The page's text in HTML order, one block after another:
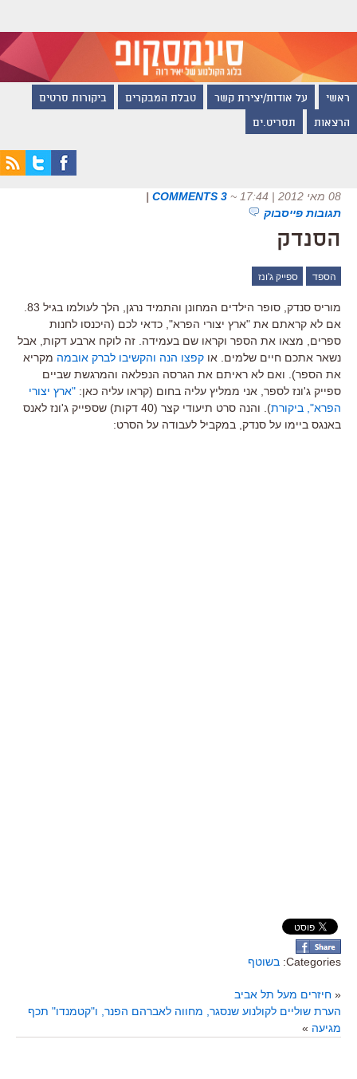
ראשי על אודות/יצירת קשר טבלת המבקרים ביקורות סרטים
הרצאות תסריט.ים
08 מאי 2012 | 17:44 ~
3 COMMENTS
|
תגובות פייסבוק
הסנדק
הספד ספייק ג'ונז
אם לא קראתם את "ארץ יצורי הפרא", כדאי לכם (היכנסו לחנות
ספרים, מצאו את הספר וקראו שם בעמידה. זה לוקח ארבע דקות, אבל
נשאר אתכם חיים שלמים. או קפצו הנה והקשיבו לברק אובמה מקריא
את הספר). ואם לא ראיתם את הגרסה הנפלאה והמרגשת שביים
ספייק ג'ונז לספר, אני ממליץ עליה בחום (קראו עליה כאן: "ארץ יצורי
הפרא", ביקורת
). והנה סרט תיעודי קצר (40 דקות) שספייק ג'ונז לאנס
באנגס ביימו על סנדק, במקביל לעבודה על הסרט:
Categories: בשוטף
« חיזרים מעל תל אביב
הערת שוליים לקולנוע שנסגר, מחווה לאברהם הפנר, ו"קטמנדו" תכף
מגיעה »